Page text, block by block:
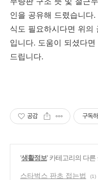
인을 공유해 드렸습니다
식도 필요하시다면 위의
입니다. 도움이 되셨다
드립니다.
공감 구독
'생활정보' 카테고리의 다른
스타벅스 판초 접는법 (1)